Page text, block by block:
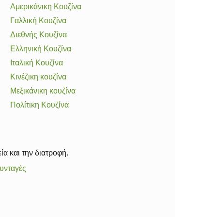
Αμερικάνικη Κουζίνα
Γαλλική Κουζίνα
Διεθνής Κουζίνα
Ελληνική Κουζίνα
Ιταλική Κουζίνα
Κινέζικη κουζίνα
Μεξικάνικη κουζίνα
Πολίτικη Κουζίνα
και την διατροφή.